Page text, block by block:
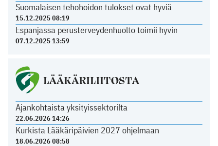
Suomalaisen tehohoidon tulokset ovat hyviä
15.12.2025 08:19
Espanjassa perusterveydenhuolto toimii hyvin
07.12.2025 13:59
LÄÄKÄRILIITOSTA
Ajankohtaista yksityissektorilta
22.06.2026 14:26
Kurkista Lääkäripäivien 2027 ohjelmaan
18.06.2026 08:58